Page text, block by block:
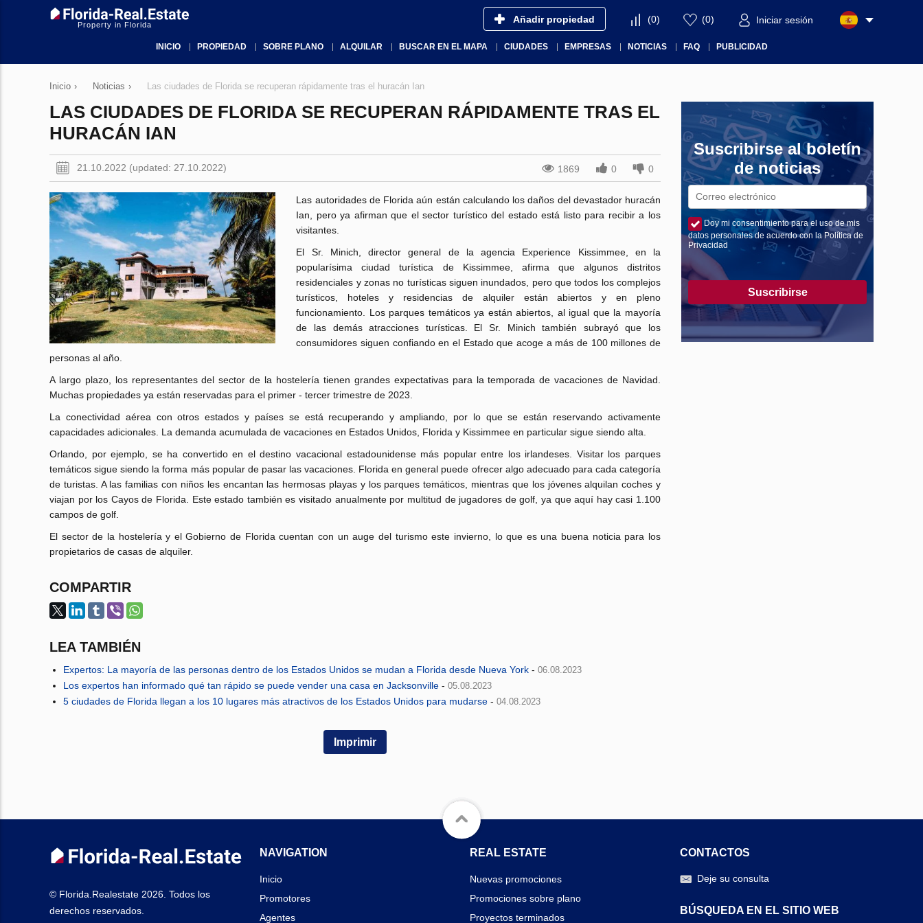
Property in Florida Añadir propiedad (0) (0) Iniciar sesión
INICIO PROPIEDAD SOBRE PLANO ALQUILAR BUSCAR EN EL MAPA CIUDADES EMPRESAS NOTICIAS FAQ PUBLICIDAD
Inicio › Noticias › Las ciudades de Florida se recuperan rápidamente tras el huracán Ian
LAS CIUDADES DE FLORIDA SE RECUPERAN RÁPIDAMENTE TRAS EL
HURACÁN IAN
21.10.2022 (updated: 27.10.2022) 1869 0 0
Las autoridades de Florida aún están calculando los daños del devastador huracán
Ian, pero ya afirman que el sector turístico del estado está listo para recibir a los
visitantes.
El Sr. Minich, director general de la agencia Experience Kissimmee, en la
popularísima ciudad turística de Kissimmee, afirma que algunos distritos
residenciales y zonas no turísticas siguen inundados, pero que todos los complejos
turísticos, hoteles y residencias de alquiler están abiertos y en pleno
funcionamiento. Los parques temáticos ya están abiertos, al igual que la mayoría
de las demás atracciones turísticas. El Sr. Minich también subrayó que los
consumidores siguen confiando en el Estado que acoge a más de 100 millones de
personas al año.
A largo plazo, los representantes del sector de la hostelería tienen grandes expectativas para la temporada de vacaciones de Navidad.
Muchas propiedades ya están reservadas para el primer - tercer trimestre de 2023.
La conectividad aérea con otros estados y países se está recuperando y ampliando, por lo que se están reservando activamente
capacidades adicionales. La demanda acumulada de vacaciones en Estados Unidos, Florida y Kissimmee en particular sigue siendo alta.
Orlando, por ejemplo, se ha convertido en el destino vacacional estadounidense más popular entre los irlandeses. Visitar los parques
temáticos sigue siendo la forma más popular de pasar las vacaciones. Florida en general puede ofrecer algo adecuado para cada categoría
de turistas. A las familias con niños les encantan las hermosas playas y los parques temáticos, mientras que los jóvenes alquilan coches y
viajan por los Cayos de Florida. Este estado también es visitado anualmente por multitud de jugadores de golf, ya que aquí hay casi 1.100
campos de golf.
El sector de la hostelería y el Gobierno de Florida cuentan con un auge del turismo este invierno, lo que es una buena noticia para los
propietarios de casas de alquiler.
COMPARTIR
LEA TAMBIÉN
Expertos: La mayoría de las personas dentro de los Estados Unidos se mudan a Florida desde Nueva York - 06.08.2023
Los expertos han informado qué tan rápido se puede vender una casa en Jacksonville - 05.08.2023
5 ciudades de Florida llegan a los 10 lugares más atractivos de los Estados Unidos para mudarse - 04.08.2023
Imprimir
Suscribirse al boletín
de noticias
Doy mi consentimiento para el uso de mis
datos personales de acuerdo con la Política de
Privacidad
Suscribirse
© Florida.Realestate 2026. Todos los
derechos reservados.
NAVIGATION
Inicio
Promotores
Agentes
REAL ESTATE
Nuevas promociones
Promociones sobre plano
Proyectos terminados
CONTACTOS
Deje su consulta
BÚSQUEDA EN EL SITIO WEB